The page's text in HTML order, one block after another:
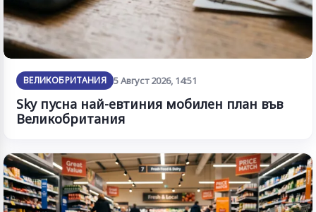
ВЕЛИКОБРИТАНИЯ 5 Август 2026, 14:51
Sky пусна най-евтиния мобилен план във
Великобритания